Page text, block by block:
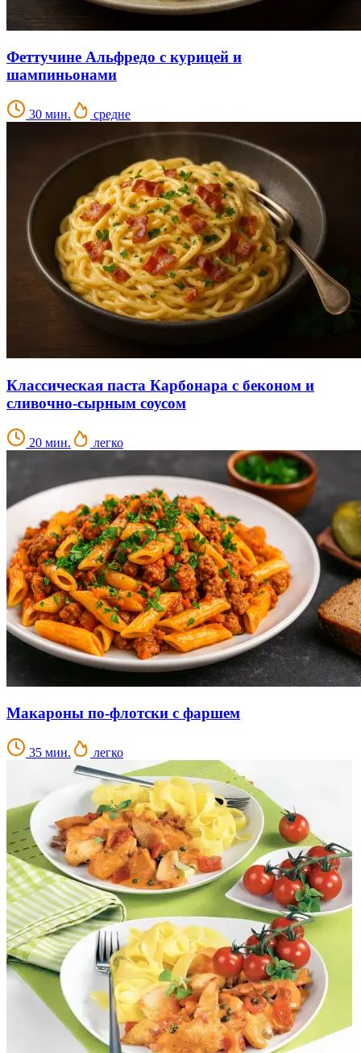
Феттучине Альфредо с курицей и
шампиньонами
30 мин. средне
Классическая паста Карбонара с беконом и
сливочно-сырным соусом
20 мин. легко
Макароны по-флотски с фаршем
35 мин. легко